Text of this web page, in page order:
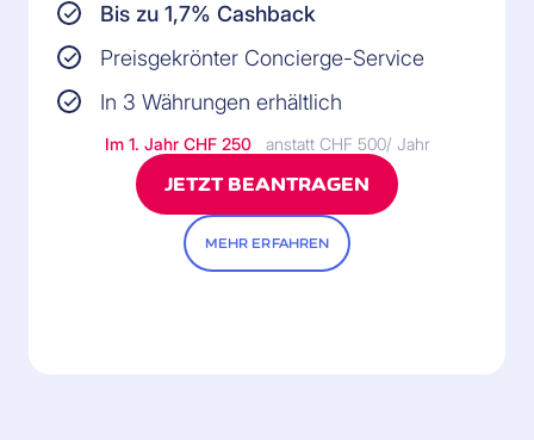
Bis zu 1,7% Cashback
Preisgekrönter Concierge-Service
In 3 Währungen erhältlich
Im 1. Jahr CHF 250 anstatt CHF 500/ Jahr
JETZT BEANTRAGEN
MEHR ERFAHREN